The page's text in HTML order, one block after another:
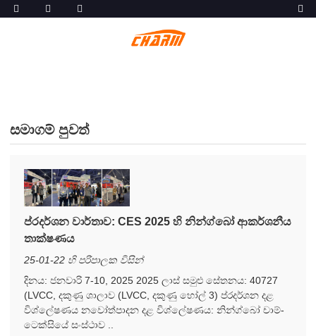
සමාගම් පුවත්
ප්රදර්ශන වාර්තාව: CES 2025 හි නින්ග්බෝ ආකර්ශනීය
තාක්ෂණය
25-01-22 හි පරිපාලක විසින්
දිනය: ජනවාරි 7-10, 2025 2025 ලාස් සමුළු සේතනය: 40727
(LVCC, දකුණු ශාලාව (LVCC, දකුණු හෝල් 3) ප්රදර්ශන දළ
විශ්ලේෂණය නවෝත්පාදන දළ විශ්ලේෂණය: නින්ග්බෝ චාම්-
ටෙක්සියේ සංස්ථාව ..